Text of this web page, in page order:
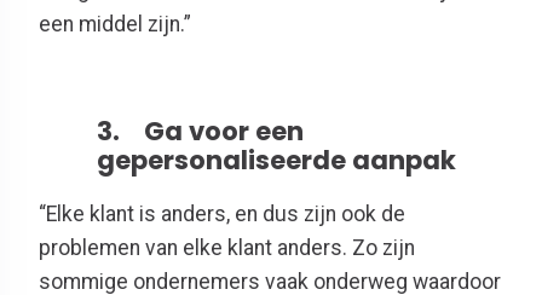
een middel zijn.”
3. Ga voor een
gepersonaliseerde aanpak
“Elke klant is anders, en dus zijn ook de
problemen van elke klant anders. Zo zijn
sommige ondernemers vaak onderweg waardoor